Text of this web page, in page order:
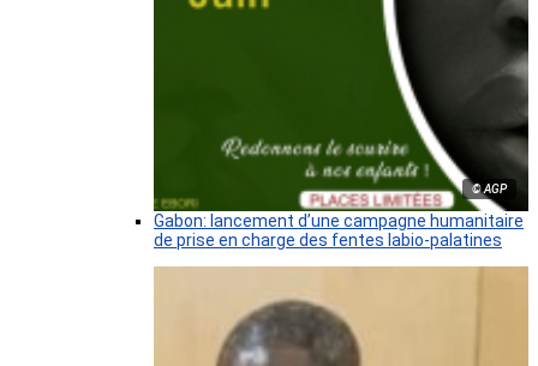
© AGP
Gabon: lancement d’une campagne humanitaire
de prise en charge des fentes labio-palatines